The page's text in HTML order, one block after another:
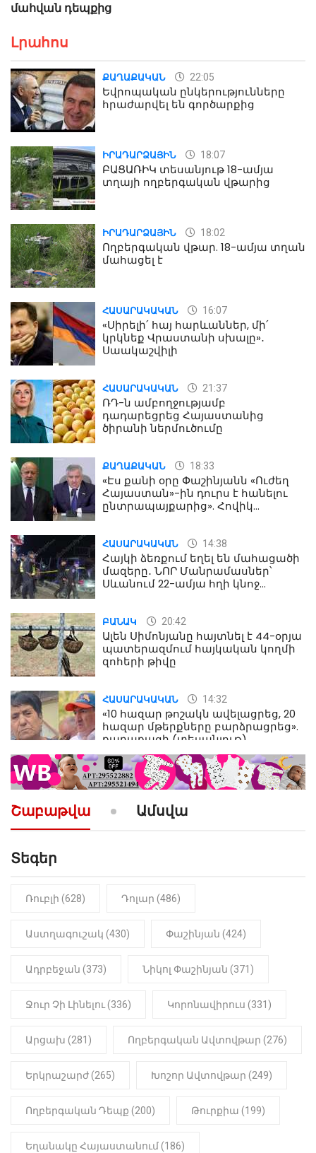
մահվան դեպքից
Լրահոս
ՔԱՂԱՔԱԿԱՆ 22:05
Եվրոպական ընկերությունները
հրաժարվել են գործարքից
ԻՐԱԴԱՐՁԱՅԻՆ 18:07
ԲԱՑԱՌԻԿ տեսանյութ 18-ամյա
տղայի ողբերգական վթարից
ԻՐԱԴԱՐՁԱՅԻՆ 18:02
Ողբերգական վթար. 18-ամյա տղան
մահացել է
ՀԱՍԱՐԱԿԱԿԱՆ 16:07
«Սիրելի՛ հայ հարևաններ, մի՛
կրկնեք Վրաստանի սխալը»․
Սաակաշվիլի
ՀԱՍԱՐԱԿԱԿԱՆ 21:37
ՌԴ-ն ամբողջությամբ
դադարեցրեց Հայաստանից
ծիրանի ներմուծումը
ՔԱՂԱՔԱԿԱՆ 18:33
«Էս քանի օրը Փաշինյանն «Ուժեղ
Հայաստան»-ին դուրս է հանելու
ընտրապայքարից». Հովիկ
ՀԱՍԱՐԱԿԱԿԱՆ 14:38
Հայկի ձեռքում եղել են մահացածի
մազերը․ ՆՈՐ Մանրամասներ՝
Սևանում 22-ամյա հղի կնոջ
ԲԱՆԱԿ 20:42
Ալեն Սիմոնյանը հայտնել է 44-օրյա
պատերազմում հայկական կողմի
զոհերի թիվը
ՀԱՍԱՐԱԿԱԿԱՆ 14:32
«10 հազար թոշակն ավելացրեց, 20
հազար մթերքները բարձրացրեց».
քաղաքացի (տեսանյութ)
ՔԱՂԱՔԱԿԱՆ 10:52
«Լեզվիդ տալու փոխարեն
արտաբերիր այս երկու
նախադասությունը»․ Իշխան
Նիկոլ Փաշինյան
ԻՐԱԴԱՐՁԱՅԻՆ 22:01
մանկապղծության համար
մարմինը
Շաբաթվա Ամսվա
Տեգեր
Ռուբլի (628) Դոլար (486)
Աստղագուշակ (430) Փաշինյան (424)
Ադրբեջան (373) Նիկոլ Փաշինյան (371)
Ջուր Չի Լինելու (336) Կորոնավիրուս (331)
Արցախ (281) Ողբերգական Ավտովթար (276)
Երկրաշարժ (265) Խոշոր Ավտովթար (249)
Ողբերգական Դեպք (200) Թուրքիա (199)
Եղանակը Հայաստանում (186)